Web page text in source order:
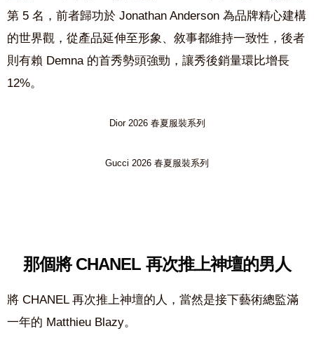
第 5 名，前者歸功於 Jonathan Anderson 為品牌精心建構
的世界觀，從產品延伸至形象、敘事都維持一致性，後者
則有賴 Demna 的首秀勢頭強勁，讓秀後銷量環比增長
12%。
Dior 2026 春夏服裝系列
Gucci 2026 春夏服裝系列
那個將CHANEL 再次推上神壇的男人
將 CHANEL 再次推上神壇的人，當然是接下藝術總監滿
一年的 Matthieu Blazy。